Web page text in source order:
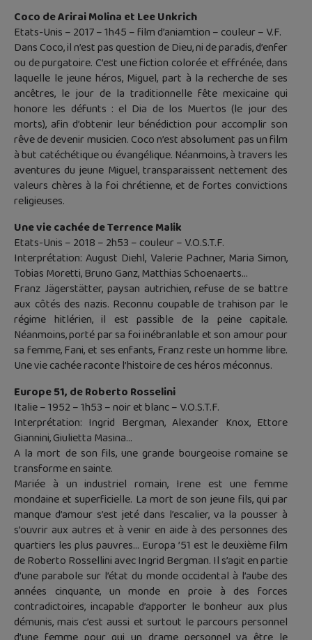
Coco de Arirai Molina et Lee Unkrich
Etats-Unis – 2017 – 1h45 – film d’aniamtion – couleur – V.F.
Dans Coco, il n’est pas question de Dieu, ni de paradis, d’enfer
ou de purgatoire. C’est une fiction colorée et effrénée, dans
laquelle le jeune héros, Miguel, part à la recherche de ses
ancêtres, le jour de la traditionnelle fête mexicaine qui
honore les défunts : el Dia de los Muertos (le jour des
morts), afin d’obtenir leur bénédiction pour accomplir son
rêve de devenir musicien. Coco n’est absolument pas un film
à but catéchétique ou évangélique. Néanmoins, à travers les
aventures du jeune Miguel, transparaissent nettement des
valeurs chères à la foi chrétienne, et de fortes convictions
religieuses.
Une vie cachée de Terrence Malik
Etats-Unis – 2018 – 2h53 – couleur – V.O.S.T.F.
Interprétation: August Diehl, Valerie Pachner, Maria Simon,
Tobias Moretti, Bruno Ganz, Matthias Schoenaerts…
Franz Jägerstätter, paysan autrichien, refuse de se battre
aux côtés des nazis. Reconnu coupable de trahison par le
régime hitlérien, il est passible de la peine capitale.
Néanmoins, porté par sa foi inébranlable et son amour pour
sa femme, Fani, et ses enfants, Franz reste un homme libre.
Une vie cachée raconte l’histoire de ces héros méconnus.
Europe 51, de Roberto Rosselini
Italie – 1952 – 1h53 – noir et blanc – V.O.S.T.F.
Interprétation: Ingrid Bergman, Alexander Knox, Ettore
Giannini, Giulietta Masina…
A la mort de son fils, une grande bourgeoise romaine se
transforme en sainte.
Mariée à un industriel romain, Irene est une femme
mondaine et superficielle. La mort de son jeune fils, qui par
manque d’amour s’est jeté dans l’escalier, va la pousser à
s’ouvrir aux autres et à venir en aide à des personnes des
quartiers les plus pauvres… Europa ’51 est le deuxième film
de Roberto Rossellini avec Ingrid Bergman. Il s’agit en partie
d’une parabole sur l’état du monde occidental à l’aube des
années cinquante, un monde en proie à des forces
contradictoires, incapable d’apporter le bonheur aux plus
démunis, mais c’est aussi et surtout le parcours personnel